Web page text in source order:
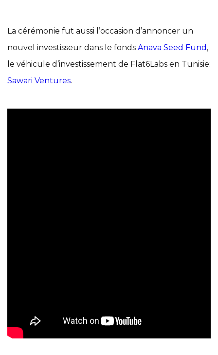
La cérémonie fut aussi l’occasion d’annoncer un
nouvel investisseur dans le fonds Anava Seed Fund ,
le véhicule d’investissement de Flat6Labs en Tunisie:
Sawari Ventures.